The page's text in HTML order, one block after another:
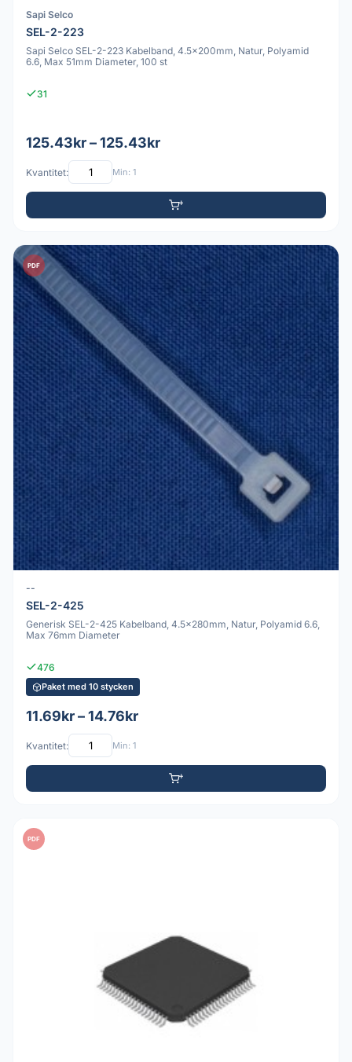
Sapi Selco
SEL-2-223
Sapi Selco SEL-2-223 Kabelband, 4.5x200mm, Natur, Polyamid
6.6, Max 51mm Diameter, 100 st
31
125.43kr – 125.43kr
Kvantitet: Min: 1
PDF
--
SEL-2-425
Generisk SEL-2-425 Kabelband, 4.5x280mm, Natur, Polyamid 6.6,
Max 76mm Diameter
476
Paket med 10 stycken
11.69kr – 14.76kr
Kvantitet: Min: 1
PDF